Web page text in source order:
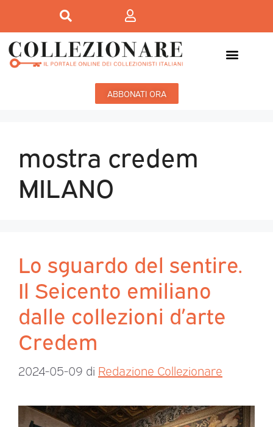
ABBONATI ORA
mostra credem
MILANO
Lo sguardo del sentire.
Il Seicento emiliano
dalle collezioni d’arte
Credem
2024-05-09 di Redazione Collezionare